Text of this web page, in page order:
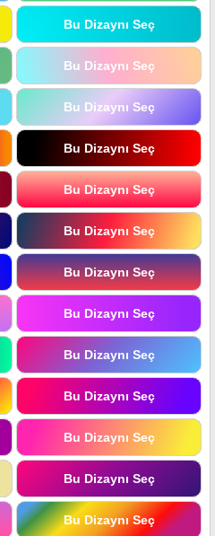
Bu Dizaynı Seç
Bu Dizaynı Seç
Bu Dizaynı Seç
Bu Dizaynı Seç
Bu Dizaynı Seç
Bu Dizaynı Seç
Bu Dizaynı Seç
Bu Dizaynı Seç
Bu Dizaynı Seç
Bu Dizaynı Seç
Bu Dizaynı Seç
Bu Dizaynı Seç
Bu Dizaynı Seç